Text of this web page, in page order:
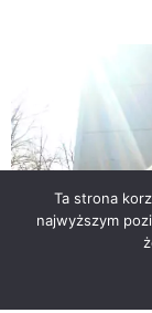
Ta strona
najwyższym